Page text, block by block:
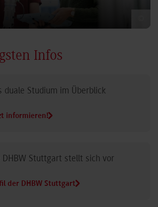
Infos
duale Studium im Überblick
informieren!
DHBW Stuttgart stellt sich vor
der DHBW Stuttgart